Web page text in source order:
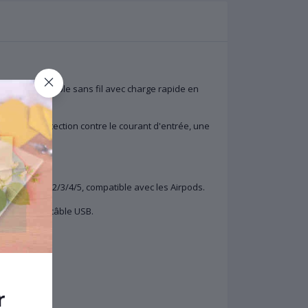
portable sans fil avec charge rapide en
une protection contre le courant d'entrée, une
Séries 1/2/3/4/5, compatible avec les Airpods.
1 câble USB.